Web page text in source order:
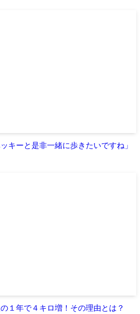
キーと是非一緒に歩きたいですね」
１年で４キロ増！その理由とは？